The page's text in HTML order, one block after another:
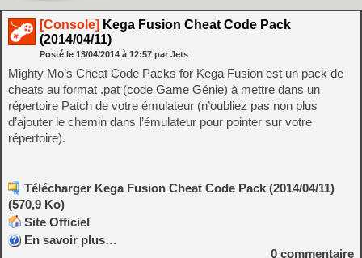
[Console] Kega Fusion Cheat Code Pack
(2014/04/11)
Posté le 13/04/2014 à 12:57 par Jets
Mighty Mo’s Cheat Code Packs for Kega Fusion est un pack de
cheats au format .pat (code Game Génie) à mettre dans un
répertoire Patch de votre émulateur (n’oubliez pas non plus
d’ajouter le chemin dans l’émulateur pour pointer sur votre
répertoire).
Télécharger Kega Fusion Cheat Code Pack (2014/04/11)
(570,9 Ko)
Site Officiel
En savoir plus…
0 commentaire